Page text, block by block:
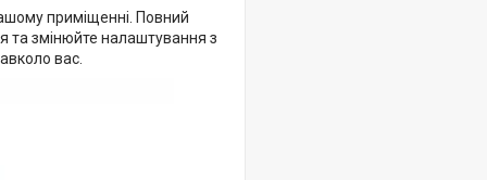
приміщенні. Повний
та змінюйте налаштування з
вас.